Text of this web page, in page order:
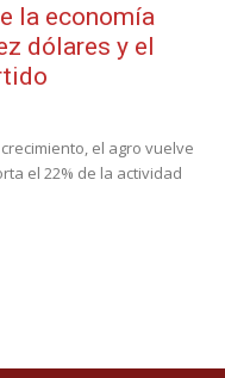
la economía
dólares y el
el agro vuelve
el 22% de la actividad